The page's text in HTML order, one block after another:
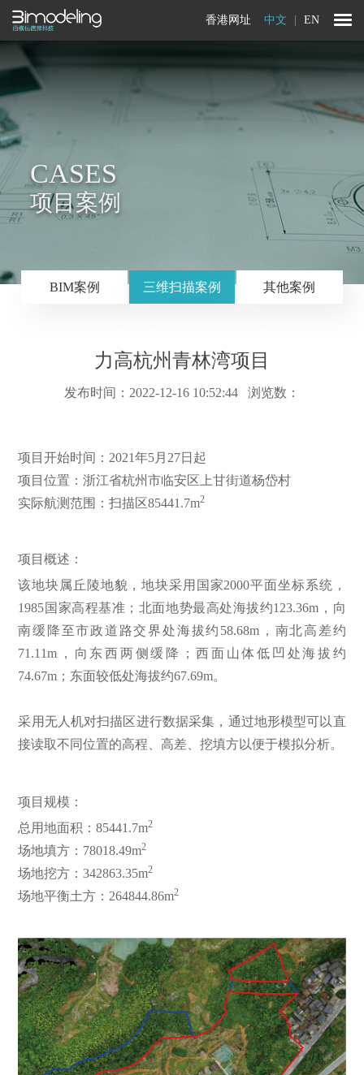
中文 EN
香港网址
CASES
项目案例
BIM案例 三维扫描案例 其他案例
力高杭州青林湾项目
发布时间：2022-12-16 10:52:44 浏览数：
项目开始时间：2021年5月27日起
项目位置：浙江省杭州市临安区上甘街道杨岱村
实际航测范围：扫描区85441.7m2
项目概述：
该地块属丘陵地貌，地块采用国家2000平面坐标系统，
1985国家高程基准；北面地势最高处海拔约123.36m，向
南缓降至市政道路交界处海拔约58.68m，南北高差约
71.11m，向东西两侧缓降；西面山体低凹处海拔约
74.67m；东面较低处海拔约67.69m。
采用无人机对扫描区进行数据采集，通过地形模型可以直
接读取不同位置的高程、高差、挖填方以便于模拟分析。
项目规模：
总用地面积：85441.7m2
场地填方：78018.49m2
场地挖方：342863.35m2
场地平衡土方：264844.86m2